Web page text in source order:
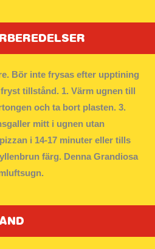
Bör inte frysas efter upptining
tillstånd. 1. Värm ugnen till
och ta bort plasten. 3.
mitt i ugnen utan
i 14-17 minuter eller tills
färg. Denna Grandiosa